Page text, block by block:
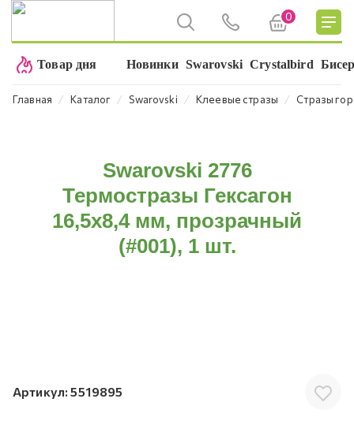
0
Товар дня Новинки Swarovski Crystalbird
Главная ⁄ Каталог ⁄ Swarovski ⁄ Клеевые стразы ⁄ Стразы
Swarovski 2776
Термостразы Гексагон
16,5x8,4 мм, прозрачный
(#001), 1 шт.
Артикул: 5519895